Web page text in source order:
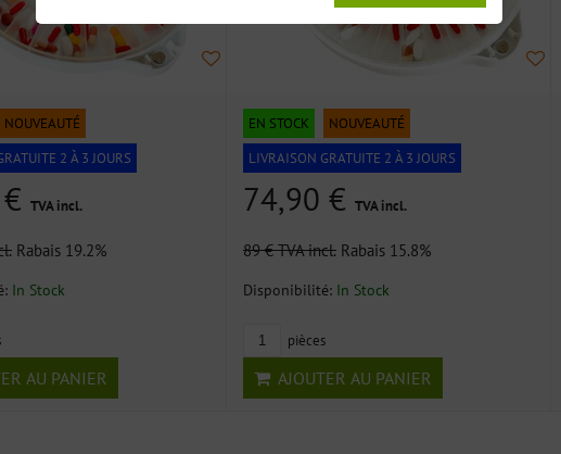
NOUVEAUTÉ
2 À 3 JOURS
TVA incl.
Rabais 19.2%
In Stock
AU PANIER
EN STOCK
NOUVEAUTÉ
LIVRAISON GRATUITE 2 À 3 JOURS
74,90 € TVA incl.
89 €TVA incl. Rabais 15.8%
Disponibilité: In Stock
pièces
AJOUTER AU PANIER